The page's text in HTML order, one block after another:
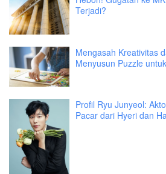
Terjadi?
Mengasah Kreativitas
Menyusun Puzzle
Profil Ryu Junyeol:
Pacar dari Hyeri dan